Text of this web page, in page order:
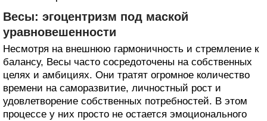
Весы: эгоцентризм под маской
уравновешенности
Несмотря на внешнюю гармоничность и стремление к
балансу, Весы часто сосредоточены на собственных
целях и амбициях. Они тратят огромное количество
времени на саморазвитие, личностный рост и
удовлетворение собственных потребностей. В этом
процессе у них просто не остается эмоционального